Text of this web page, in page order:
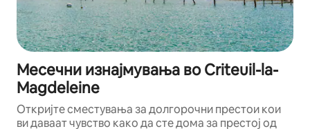
Месечни изнајмувања во Criteuil-la-
Magdeleine
Откријте сместувања за долгорочни престои кои
ви даваат чувство како да сте дома за престој од